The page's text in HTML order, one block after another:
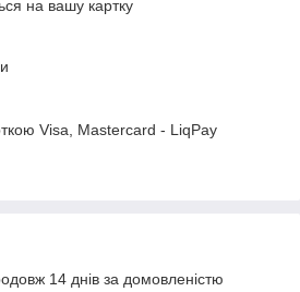
на вашу картку
Visa, Mastercard - LiqPay
14 днів за домовленістю